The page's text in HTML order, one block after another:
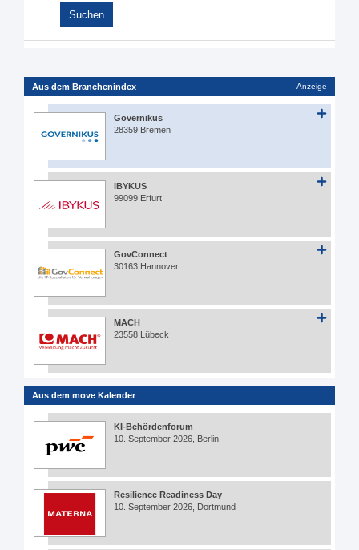
Aus dem Branchenindex Anzeige
Governikus
28359 Bremen
IBYKUS
99099 Erfurt
GovConnect
30163 Hannover
MACH
23558 Lübeck
Aus dem move Kalender
KI-Behördenforum
10. September 2026, Berlin
Resilience Readiness Day
10. September 2026, Dortmund